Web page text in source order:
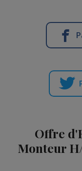
Offre
Monteur